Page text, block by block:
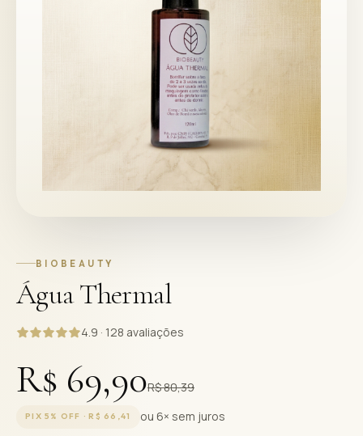
BIOBEAUTY
Água Thermal
4.9 · 128 avaliações
R$ 69,90R$ 80,39
PIX 5% OFF ·R$ 66,41 ou 6× sem juros